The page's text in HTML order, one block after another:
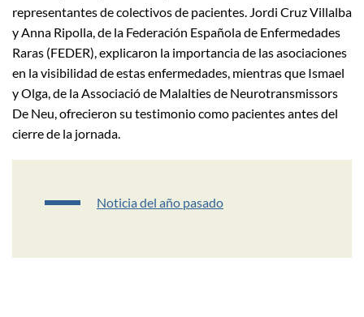
representantes de colectivos de pacientes. Jordi Cruz Villalba
y Anna Ripolla, de la Federación Española de Enfermedades
Raras (FEDER), explicaron la importancia de las asociaciones
en la visibilidad de estas enfermedades, mientras que Ismael
y Olga, de la Associació de Malalties de Neurotransmissors
De Neu, ofrecieron su testimonio como pacientes antes del
cierre de la jornada.
Noticia del año pasado